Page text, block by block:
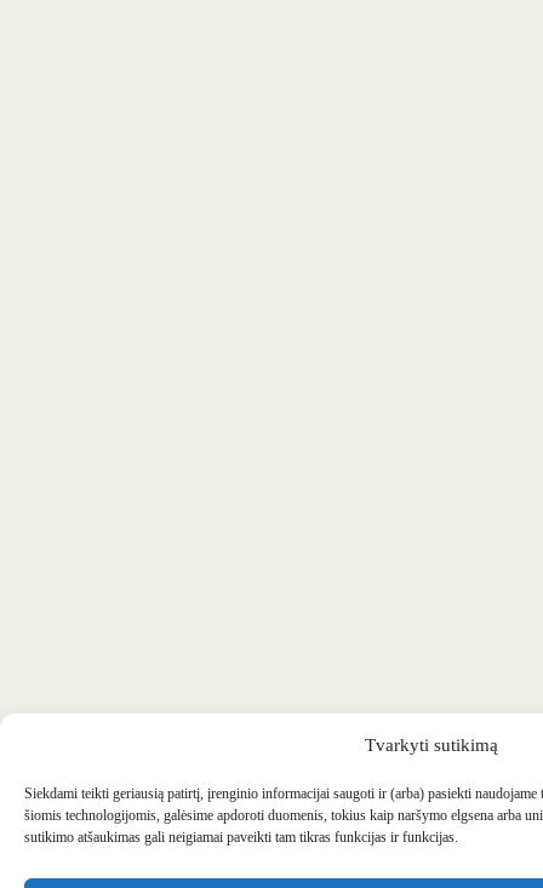
Tvarkyti sutikimą
Siekdami teikti geriausią patirtį, įrenginio informacijai saugoti ir (arba) pasiekti
šiomis technologijomis, galėsime apdoroti duomenis, tokius kaip naršymo elgsena arba
sutikimo atšaukimas gali neigiamai paveikti tam tikras funkcijas ir funkcijas.